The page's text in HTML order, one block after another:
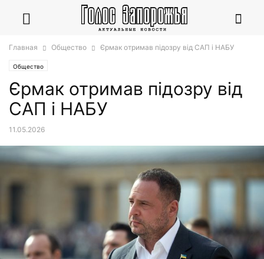
Главная Общество Єрмак отримав підозру від САП і НАБУ
Общество
Єрмак отримав підозру від
САП і НАБУ
11.05.2026